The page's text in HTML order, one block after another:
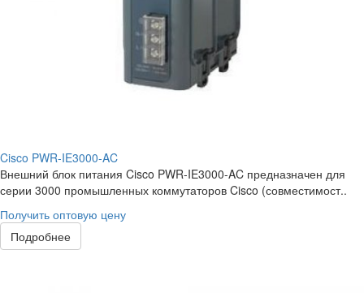
Cisco PWR-IE3000-AC
Внешний блок питания Cisco PWR-IE3000-AC предназначен для
серии 3000 промышленных коммутаторов Cisco (совместимост..
Получить оптовую цену
Подробнее